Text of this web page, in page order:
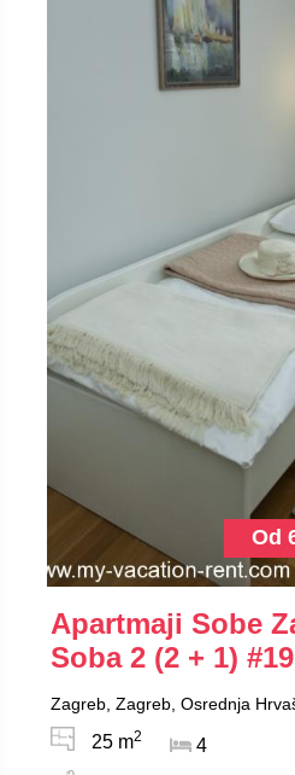
Od
Apartmaji Sobe
Soba 2 (2 + 1)
Zagreb, Zagreb, Osrednja
25 m2
4